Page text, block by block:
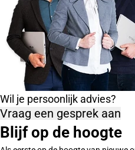
Wil je persoonlijk advies?
Vraag een gesprek aan
Blijf op de hoogte